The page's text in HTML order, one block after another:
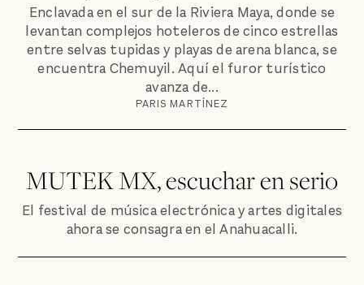
Enclavada en el sur de la Riviera Maya, donde se
levantan complejos hoteleros de cinco estrellas
entre selvas tupidas y playas de arena blanca, se
encuentra Chemuyil. Aquí el furor turístico
avanza de...
PARIS MARTÍNEZ
MUTEK MX, escuchar en serio
El festival de música electrónica y artes digitales
ahora se consagra en el Anahuacalli.